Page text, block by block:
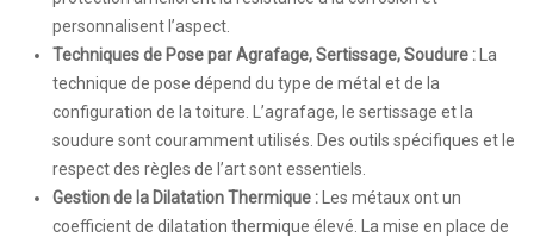
personnalisent l’aspect.
Techniques de Pose par Agrafage, Sertissage, Soudure :
La
technique de pose dépend du type de métal et de la
configuration de la toiture. L’agrafage, le sertissage et la
soudure sont couramment utilisés. Des outils spécifiques et le
respect des règles de l’art sont essentiels.
Gestion de la Dilatation Thermique :
Les métaux ont un
coefficient de dilatation thermique élevé. La mise en place de